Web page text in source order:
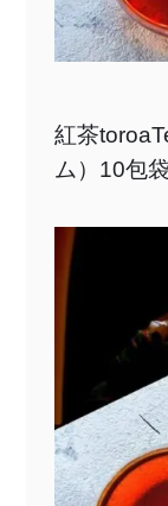
紅茶
ム）10包